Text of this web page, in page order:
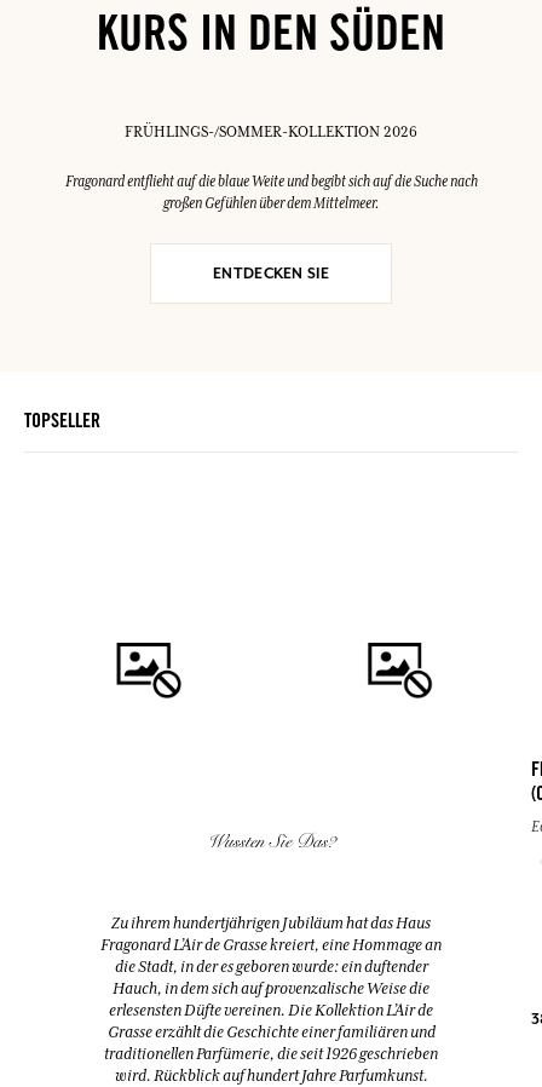
KURS IN DEN SÜDEN
FRÜHLINGS-/SOMMER-KOLLEKTION 2026
Fragonard entflieht auf die blaue Weite und begibt sich auf die Suche nach
großen Gefühlen über dem Mittelmeer.
ENTDECKEN SIE
TOPSELLER
Duftspender & 10 Stäbchen
Eau de toilette
200ml
52,00 €
Wussten Sie Das?
Zu ihrem hundertjährigen Jubiläum hat das Haus
Fragonard L’Air de Grasse kreiert, eine Hommage an
die Stadt, in der es geboren wurde: ein duftender
Hauch, in dem sich auf provenzalische Weise die
erlesensten Düfte vereinen. Die Kollektion L’Air de
Grasse erzählt die Geschichte einer familiären und
traditionellen Parfümerie, die seit 1926 geschrieben
wird. Rückblick auf hundert Jahre Parfumkunst.